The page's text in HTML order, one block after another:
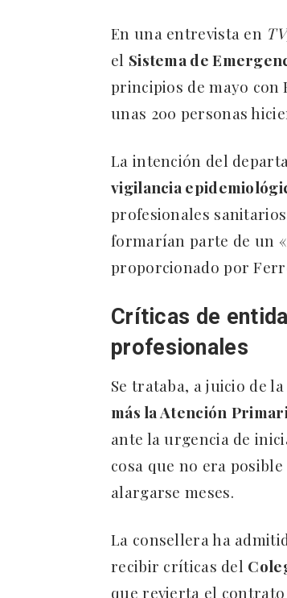
En una entrevista en
el Sistema de
principios de mayo con
unas 200 personas
La intención del
vigilancia
profesionales
formarían parte de un
proporcionado por
Críticas de
profesionales
Se trataba, a juicio de
más la Atención
ante la urgencia de
cosa que no era
alargarse meses.
La consellera ha
recibir críticas del
que revierta el